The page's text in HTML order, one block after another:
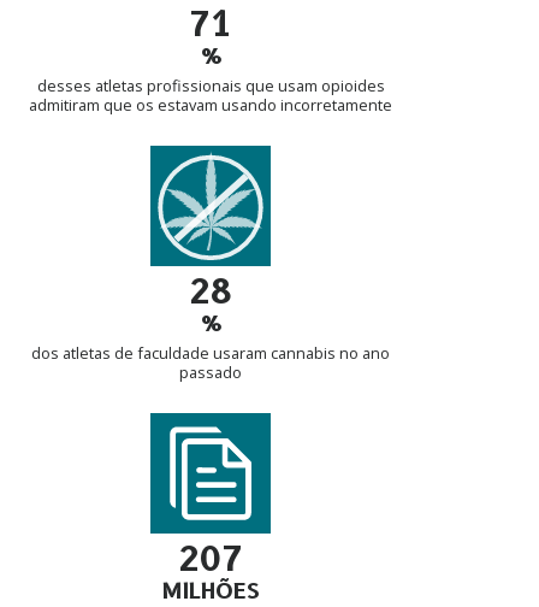
71
%
desses atletas profissionais que usam opioides
admitiram que os estavam usando incorretamente
28
%
dos atletas de faculdade usaram cannabis no ano
passado
207
MILHÕES